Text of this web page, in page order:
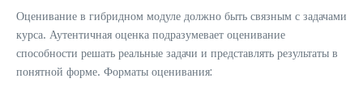
Оценивание в гибридном модуле должно быть связным с задачами
курса. Аутентичная оценка подразумевает оценивание
способности решать реальные задачи и представлять результаты в
понятной форме. Форматы оценивания: